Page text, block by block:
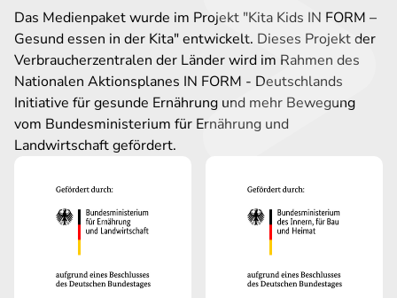
Das Medienpaket wurde im Projekt "Kita Kids IN FORM –
Gesund essen in der Kita" entwickelt. Dieses Projekt der
Verbraucherzentralen der Länder wird im Rahmen des
Nationalen Aktionsplanes IN FORM - Deutschlands
Initiative für gesunde Ernährung und mehr Bewegung
vom Bundesministerium für Ernährung und
Landwirtschaft gefördert.